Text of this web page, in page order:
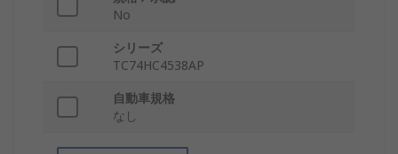
No
シリーズ
TC74HC4538AP
自動車規格
なし